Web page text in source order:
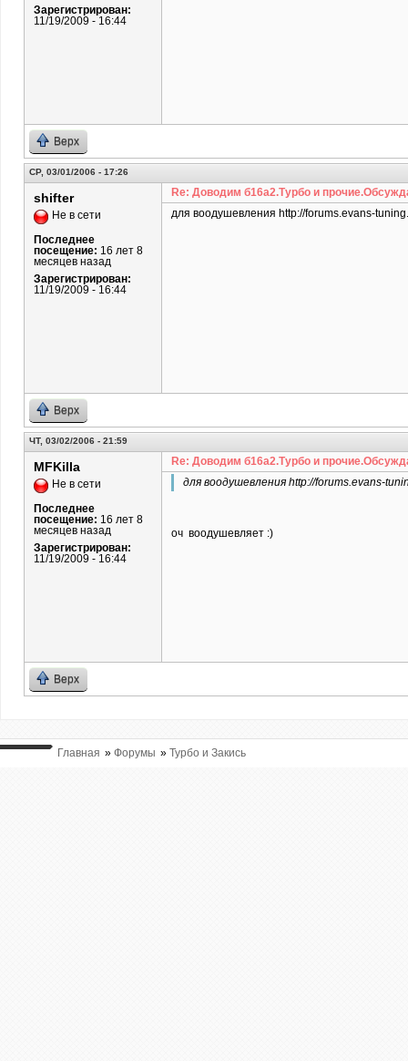
Зарегистрирован:
11/19/2009 - 16:44
Верх
СР, 03/01/2006 - 17:26
shifter
Не в сети
Последнее
посещение: 16 лет 8
месяцев назад
Зарегистрирован:
11/19/2009 - 16:44
Re: Доводим б16а2.Турбо и
для воодушевления http://forums.evans-
Верх
ЧТ, 03/02/2006 - 21:59
MFKilla
Не в сети
Последнее
посещение: 16 лет 8
месяцев назад
Зарегистрирован:
11/19/2009 - 16:44
Re: Доводим б16а2.Турбо и
для воодушевления http://forums.evans-
оч воодушевляет :)
Верх
Главная » Форумы » Турбо и Закись